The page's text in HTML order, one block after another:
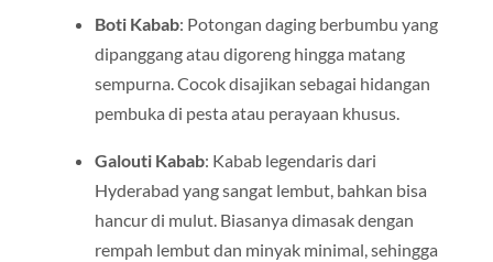
Boti Kabab: Potongan daging berbumbu yang
dipanggang atau digoreng hingga matang
sempurna. Cocok disajikan sebagai hidangan
pembuka di pesta atau perayaan khusus.
Galouti Kabab: Kabab legendaris dari
Hyderabad yang sangat lembut, bahkan bisa
hancur di mulut. Biasanya dimasak dengan
rempah lembut dan minyak minimal, sehingga